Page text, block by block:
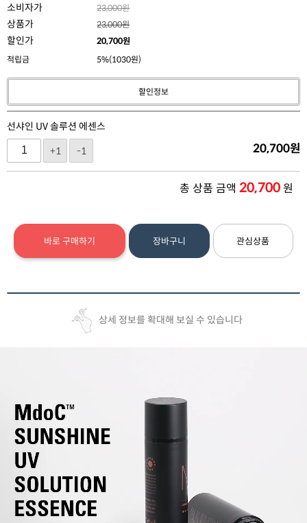
소비자가 23,000원
상품가 23,000원
할인가 20,700원
적립금
5%(1030원)
할인정보
선샤인 UV 솔루션 에센스
+1
-1 20,700원
총 상품 금액 20,700원
바로 구매하기 장바구니 관심상품
상세 정보를 확대해 보실 수 있습니다